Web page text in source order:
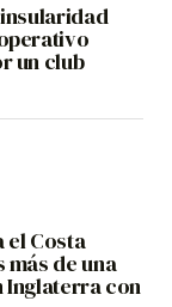
un club
el Costa
de una
Inglaterra con